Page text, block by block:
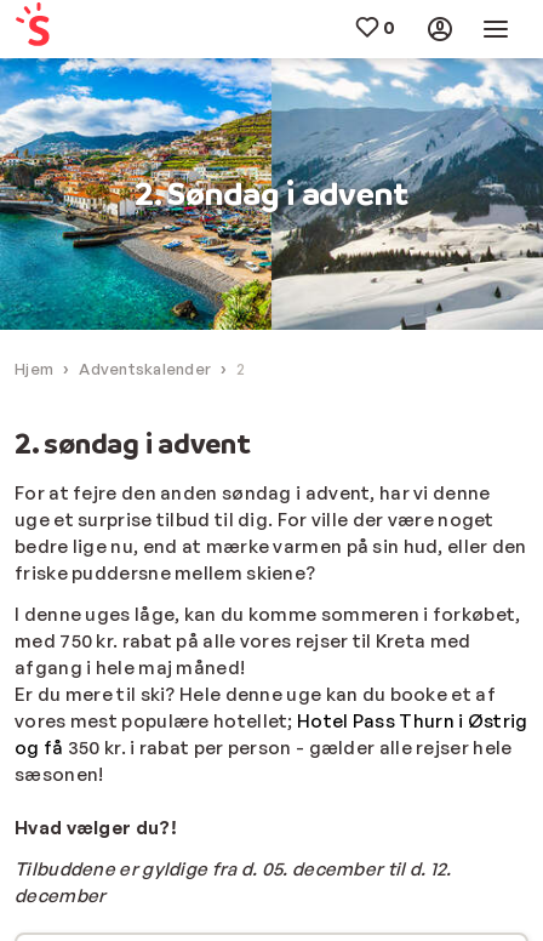
2. Søndag i advent
Hjem Adventskalender 2
2. søndag i advent
For at fejre den anden søndag i advent, har vi denne
uge et surprise tilbud til dig. For ville der være noget
bedre lige nu, end at mærke varmen på sin hud, eller den
friske puddersne mellem skiene?
I denne uges låge, kan du komme sommeren i forkøbet,
med 750 kr. rabat på alle vores rejser til Kreta med
afgang i hele maj måned!
Er du mere til ski? Hele denne uge kan du booke et af
vores mest populære hotellet; Hotel Pass Thurn i Østrig
og få 350 kr. i rabat per person - gælder alle rejser hele
sæsonen!
Hvad vælger du?!
Tilbuddene er gyldige fra d. 05. december til d. 12.
december